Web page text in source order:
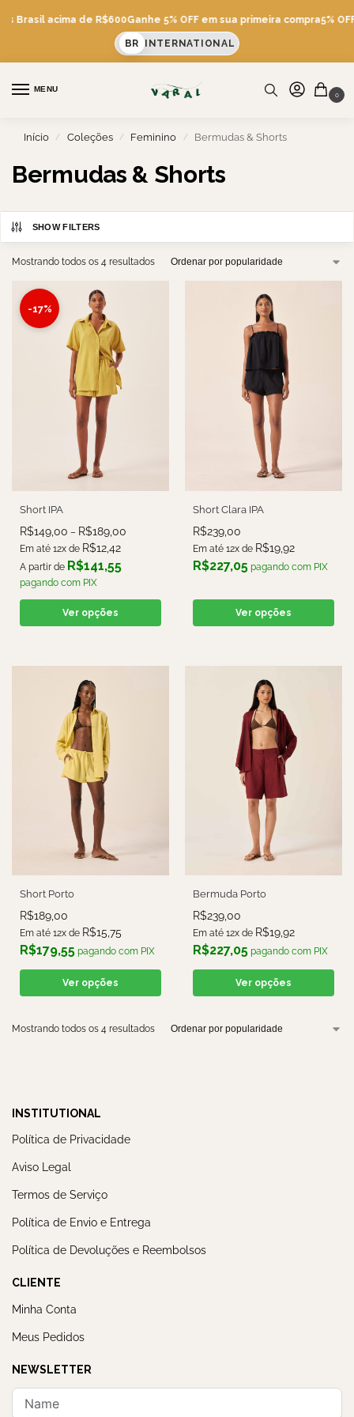
Brasil acima de R$600Ganhe 5% OFF em sua primeira compra5%
BR INTERNATIONAL
MENU
0
Início / Coleções / Feminino / Bermudas & Shorts
Bermudas & Shorts
SHOW FILTERS
Mostrando todos os 4 resultados
-17%
Short IPA
R$149,00 – R$189,00
Em até 12x de R$12,42
A partir de R$141,55
pagando com PIX
Ver opções
Short Clara IPA
R$239,00
Em até 12x de R$19,92
R$227,05 pagando com PIX
Ver opções
Short Porto
R$189,00
Em até 12x de R$15,75
R$179,55 pagando com PIX
Ver opções
Bermuda Porto
R$239,00
Em até 12x de R$19,92
R$227,05 pagando com PIX
Ver opções
Mostrando todos os 4 resultados
INSTITUTIONAL
Política de Privacidade
Aviso Legal
Termos de Serviço
Política de Envio e Entrega
Política de Devoluções e Reembolsos
CLIENTE
Minha Conta
Meus Pedidos
NEWSLETTER